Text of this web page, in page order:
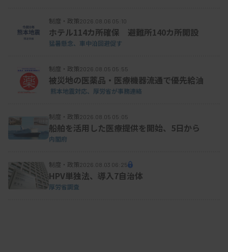
制度・政策2026.08.06 05:10
ホテル114カ所確保 避難所140カ所開設
猛暑懸念、車中泊回避促す
制度・政策2026.08.05 05:55
被災地の医薬品・医療機器流通で優先給油
熊本地震対応、厚労省が事務連絡
制度・政策2026.08.05 05:05
船舶を活用した医療提供を開始、5日から
内閣府
制度・政策2026.08.03 06:25
HPV単独法、導入7自治体
厚労省調査